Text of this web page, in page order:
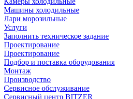
Машины холодильные
Лари морозильные
Услуги
Заполнить техническое задание
Проектирование
Проектирование
Подбор и поставка оборудования
Монтаж
Производство
Сервисное обслуживание
Сервисный центр BITZER